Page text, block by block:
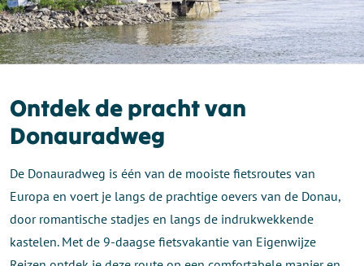
Ontdek de pracht van
Donauradweg
De Donauradweg is één van de mooiste fietsroutes van
Europa en voert je langs de prachtige oevers van de Donau,
door romantische stadjes en langs de indrukwekkende
kastelen. Met de 9-daagse fietsvakantie van Eigenwijze